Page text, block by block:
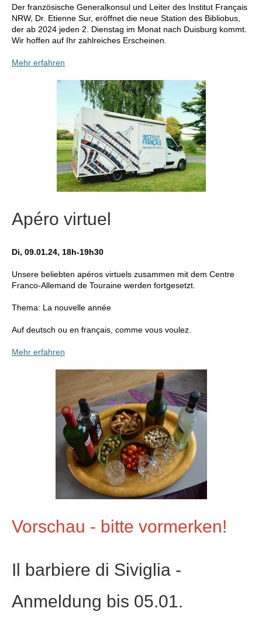
Der französische Generalkonsul und Leiter des Institut Français
NRW, Dr. Etienne Sur, eröffnet die neue Station des Bibliobus,
der ab 2024 jeden 2. Dienstag im Monat nach Duisburg kommt.
Wir hoffen auf Ihr zahlreiches Erscheinen.
Mehr erfahren
Apéro virtuel
Di, 09.01.24, 18h-19h30
Unsere beliebten apéros virtuels zusammen mit dem Centre
Franco-Allemand de Touraine werden fortgesetzt.
Thema: La nouvelle année
Auf deutsch ou en français, comme vous voulez.
Mehr erfahren
Vorschau - bitte vormerken!
Il barbiere di Siviglia -
Anmeldung bis 05.01.